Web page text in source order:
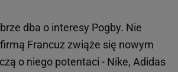
dba o interesy Pogby. Nie
Francuz zwiąże się nowym
o niego potentaci - Nike, Adidas